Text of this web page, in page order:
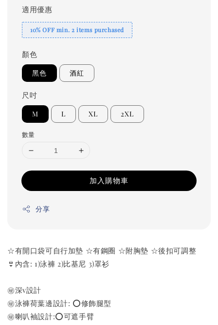
適用優惠
10% OFF min. 2 items purchased
顏色
黑色 酒紅
尺吋
M L XL 2XL
數量
加入購物車
分享
☆有開口袋可自行加墊 ☆有鋼圈 ☆附胸墊 ☆後扣可調整
👙內含: 1)泳褲 2)比基尼 3)罩衫
㊙️深v設計
㊙️泳褲荷葉邊設計: ⭕️修飾腿型
㊙️喇叭袖設計:⭕️可遮手臂